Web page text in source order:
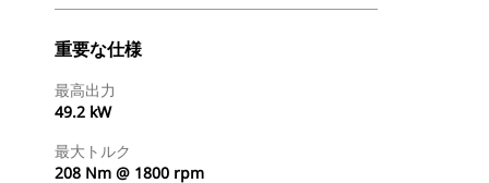
重要な仕様
最高出力
49.2 kW
最大トルク
208 Nm @ 1800 rpm